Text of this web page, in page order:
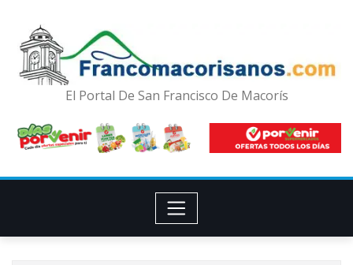
El Portal De San Francisco De Macorís